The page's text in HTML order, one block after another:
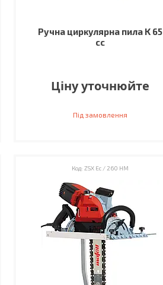
Ручна циркулярна пила K 65
cc
Ціну уточнюйте
Під замовлення
ZSX Ec / 260 HM